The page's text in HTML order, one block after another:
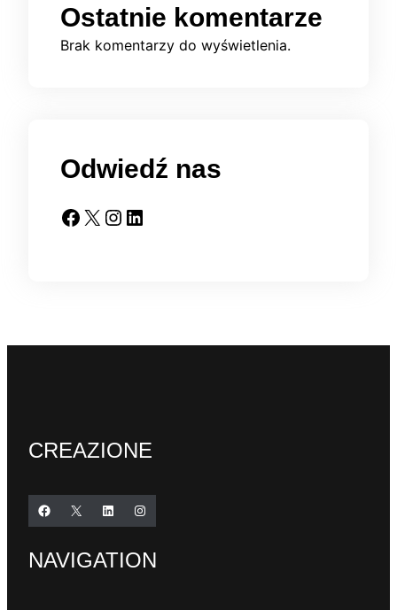
Ostatnie komentarze
Brak komentarzy do wyświetlenia.
Odwiedź nas
Facebook X Instagram LinkedIn
CREAZIONE
Facebook X LinkedIn Instagram
NAVIGATION